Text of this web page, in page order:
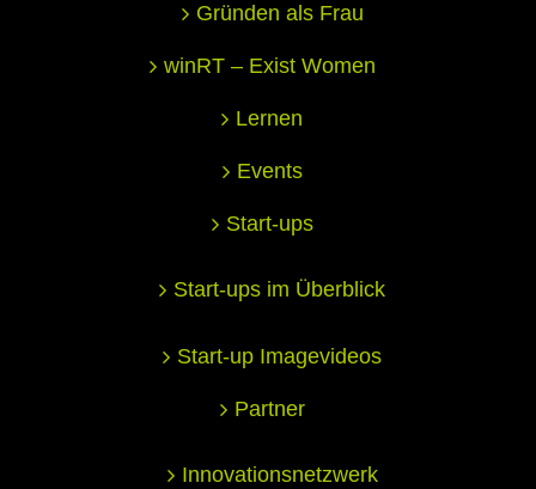
Gründen als Frau
winRT – Exist Women
Lernen
Events
Start-ups
Start-ups im Überblick
Start-up Imagevideos
Partner
Innovationsnetzwerk